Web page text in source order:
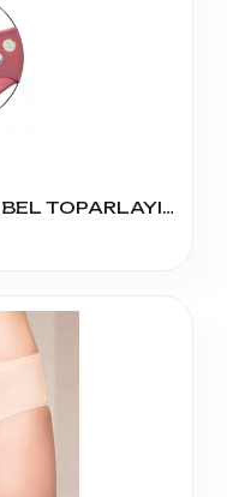
3058 KADIN DÜZ YÜKSEK BEL TOPARLAYICI KÜLOT